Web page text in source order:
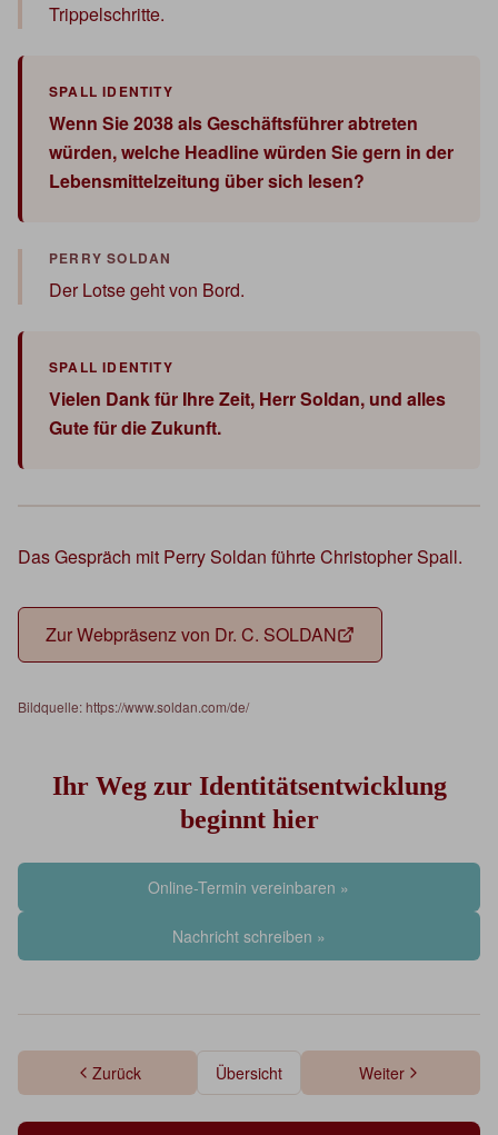
Trippelschritte.
Wenn Sie 2038 als Geschäftsführer abtreten
würden, welche Headline würden Sie gern in der
Lebensmittelzeitung über sich lesen?
Der Lotse geht von Bord.
Vielen Dank für Ihre Zeit, Herr Soldan, und alles
Gute für die Zukunft.
Das Gespräch mit Perry Soldan führte Christopher Spall.
Zur Webpräsenz von Dr. C. SOLDAN
Bildquelle: https://www.soldan.com/de/
Ihr Weg zur Identitätsentwicklung
beginnt hier
Online-Termin vereinbaren »
Nachricht schreiben »
Zurück Übersicht Weiter